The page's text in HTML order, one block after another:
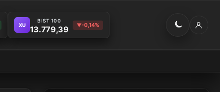
XU
BIST 100
13.779,39 ▼-0,14%